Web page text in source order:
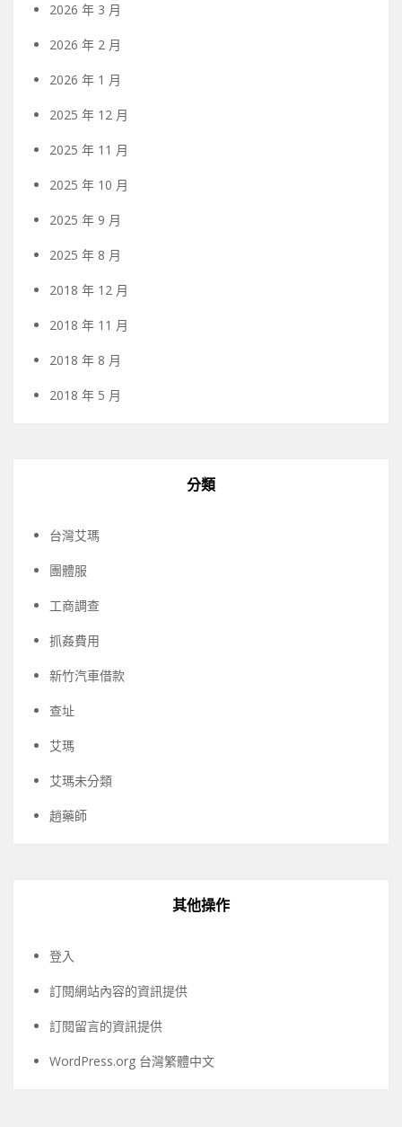
2026 年 3 月
2026 年 2 月
2026 年 1 月
2025 年 12 月
2025 年 11 月
2025 年 10 月
2025 年 9 月
2025 年 8 月
2018 年 12 月
2018 年 11 月
2018 年 8 月
2018 年 5 月
分類
台灣艾瑪
團體服
工商調查
抓姦費用
新竹汽車借款
查址
艾瑪
艾瑪未分類
趙藥師
其他操作
登入
訂閱網站內容的資訊提供
訂閱留言的資訊提供
WordPress.org 台灣繁體中文